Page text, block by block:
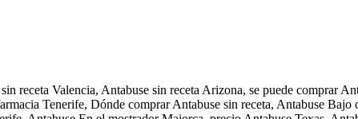
receta Valencia, Antabuse sin receta Arizona, se puede comprar
Tenerife, Dónde comprar Antabuse sin receta, Antabuse Bajo